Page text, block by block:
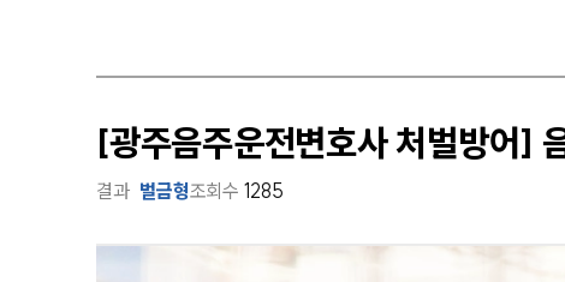
[광주음주운전변호사 처벌방어]
결과 벌금형조회수 1285